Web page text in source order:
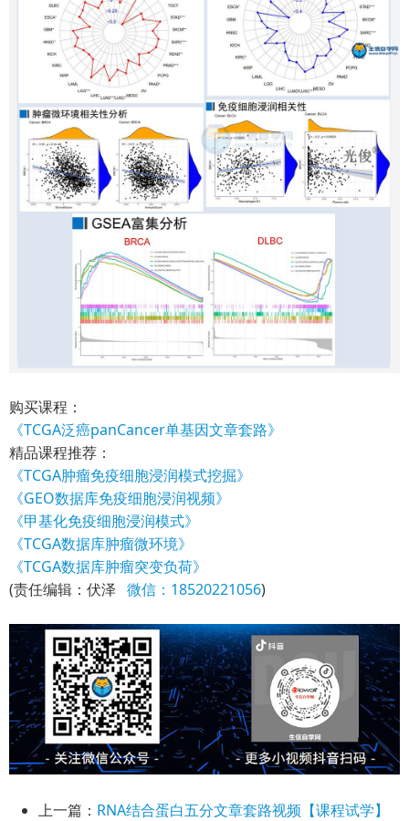
购买课程：
《TCGA泛癌panCancer单基因文章套路》
精品课程推荐：
《TCGA肿瘤免疫细胞浸润模式挖掘》
《GEO数据库免疫细胞浸润视频》
《甲基化免疫细胞浸润模式》
《TCGA数据库肿瘤微环境》
《TCGA数据库肿瘤突变负荷》
(责任编辑：伏泽 微信：18520221056)
上一篇： RNA结合蛋白五分文章套路视频【课程试学】